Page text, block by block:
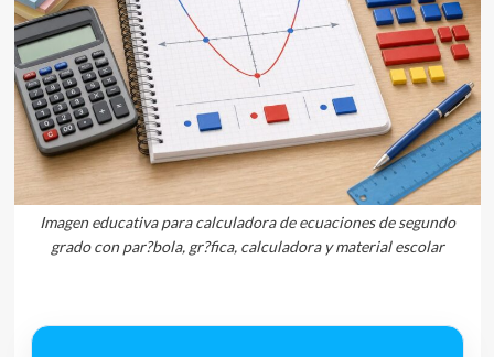
Imagen educativa para calculadora de ecuaciones de segundo
grado con par?bola, gr?fica, calculadora y material escolar